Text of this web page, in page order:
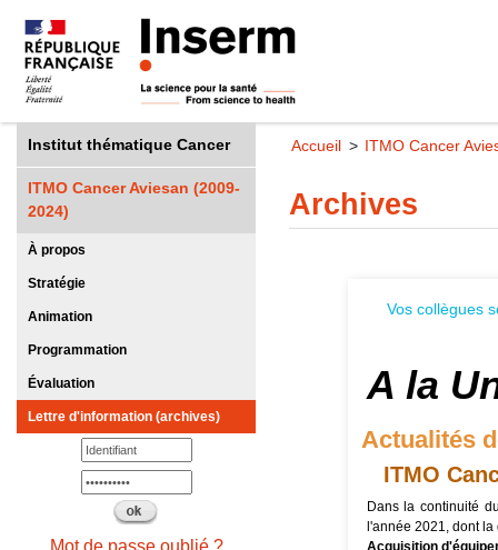
Institut thématique Cancer
ITMO Cancer Aviesan (2009-
2024)
À propos
Stratégie
Animation
Programmation
Évaluation
Lettre d'information (archives)
Mot de passe oublié ?
Accueil ITMO Cancer
Archives
Vos collègues
A la
Actualités
ITMO
Dans la continuité
l'année 2021, dont
Acquisition